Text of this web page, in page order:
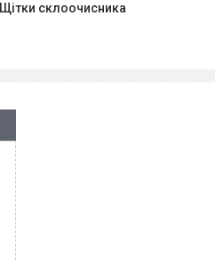
Щітки склоочисника